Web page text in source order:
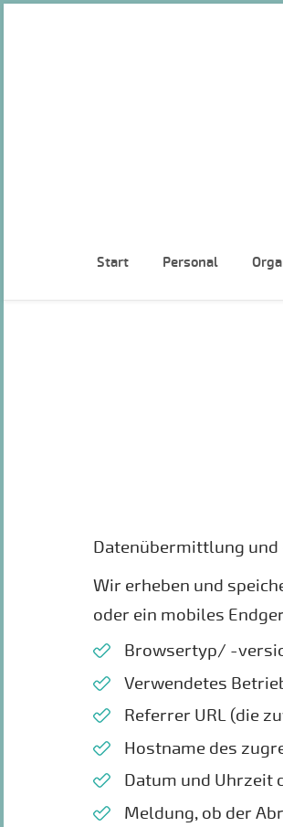
Start Personal
Datenübermittlung
Wir erheben und
oder ein mobiles
Browsertyp/ -
Verwendetes
Referrer URL (die
Hostname des
Datum und Uhrzeit
Meldung, ob der